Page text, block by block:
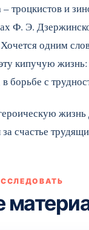
троцкистов и
Ф. Э.
одним
кипучую
в борьбе с
счастье